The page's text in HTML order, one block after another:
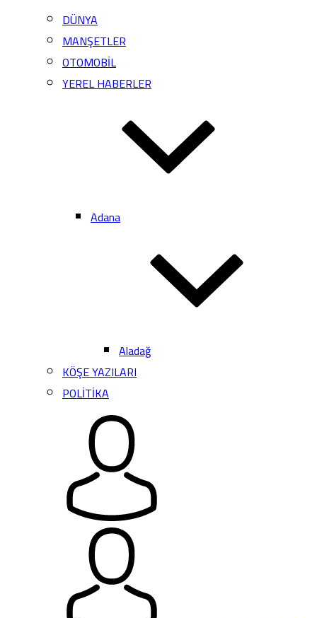
DÜNYA
MANŞETLER
OTOMOBİL
YEREL HABERLER
Adana
Aladağ
KÖŞE YAZILARI
POLİTİKA